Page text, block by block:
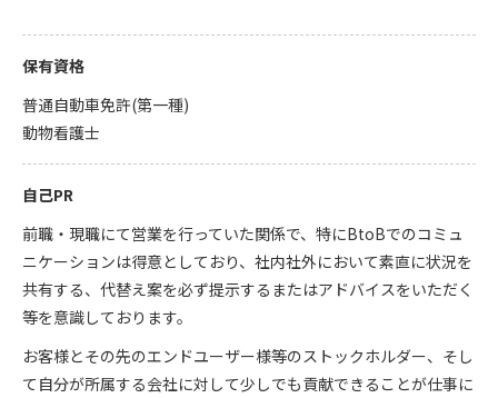
保有資格
普通自動車免許(第一種)
動物看護士
自己PR
前職・現職にて営業を行っていた関係で、特にBtoBでのコミュ
ニケーションは得意としており、社内社外において素直に状況を
共有する、代替え案を必ず提示するまたはアドバイスをいただく
等を意識しております。
お客様とその先のエンドユーザー様等のストックホルダー、そし
て自分が所属する会社に対して少しでも貢献できることが仕事に